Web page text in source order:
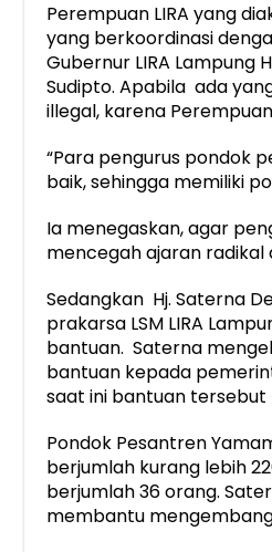
Perempuan LIRA yang
yang berkoordinasi
Gubernur LIRA Lampung
Sudipto. Apabila ada
illegal, karena
“Para pengurus pondok
baik, sehingga memiliki
Ia menegaskan, agar
mencegah ajaran radikal
Sedangkan Hj. Saterna
prakarsa LSM LIRA
bantuan. Saterna
bantuan kepada
saat ini bantuan tersebut
Pondok Pesantren
berjumlah kurang lebih
berjumlah 36 orang.
membantu